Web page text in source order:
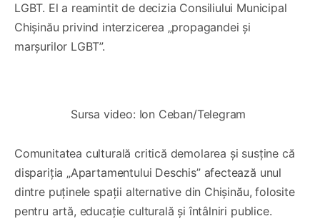
LGBT. El a reamintit de decizia Consiliului Municipal
Chișinău privind interzicerea „propagandei și
marșurilor LGBT”.
Sursa video: Ion Ceban/Telegram
Comunitatea culturală critică demolarea și susține că
dispariția „Apartamentului Deschis” afectează unul
dintre puținele spații alternative din Chișinău, folosite
pentru artă, educație culturală și întâlniri publice.